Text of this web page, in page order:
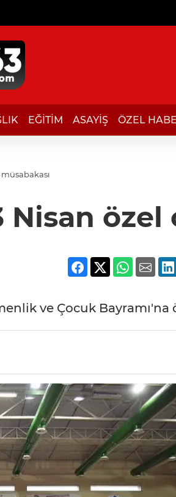
EĞİTİM ASAYİŞ ÖZEL
Nisan
ve Çocuk